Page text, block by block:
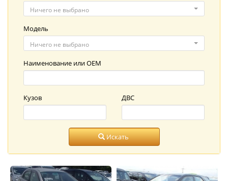
Ничего не выбрано
Модель
Ничего не выбрано
Наименование илиOEM
Кузов ДВС
Искать